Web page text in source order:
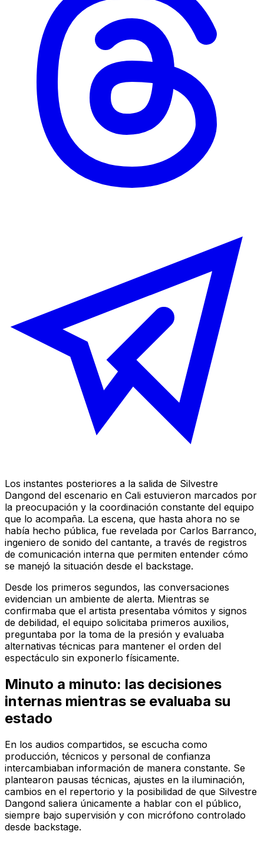
Los instantes posteriores a la salida de Silvestre
Dangond del escenario en Cali estuvieron marcados por
la preocupación y la coordinación constante del equipo
que lo acompaña. La escena, que hasta ahora no se
había hecho pública, fue revelada por Carlos Barranco,
ingeniero de sonido del cantante, a través de registros
de comunicación interna que permiten entender cómo
se manejó la situación desde el backstage.
Desde los primeros segundos, las conversaciones
evidencian un ambiente de alerta. Mientras se
confirmaba que el artista presentaba vómitos y signos
de debilidad, el equipo solicitaba primeros auxilios,
preguntaba por la toma de la presión y evaluaba
alternativas técnicas para mantener el orden del
espectáculo sin exponerlo físicamente.
Minuto a minuto: las decisiones
internas mientras se evaluaba su
estado
En los audios compartidos, se escucha como
producción, técnicos y personal de confianza
intercambiaban información de manera constante. Se
plantearon pausas técnicas, ajustes en la iluminación,
cambios en el repertorio y la posibilidad de que Silvestre
Dangond saliera únicamente a hablar con el público,
siempre bajo supervisión y con micrófono controlado
desde backstage.